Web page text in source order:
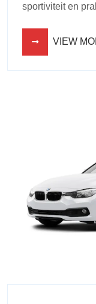
sportiviteit en
VIEW